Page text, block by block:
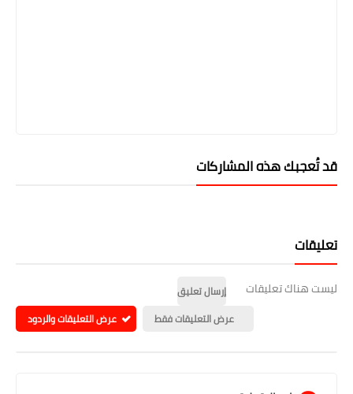
قد تُعجبك هذه المشاركات
تعليقات
ليست هناك تعليقات
إرسال تعليق
عرض التعليقات فقط
عرض التعليقات والردود